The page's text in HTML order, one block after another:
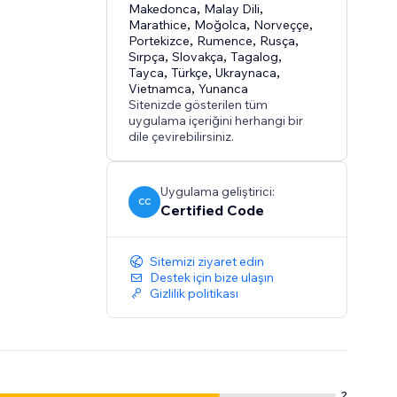
Makedonca, Malay Dili,
Marathice, Moğolca, Norveççe,
Portekizce, Rumence, Rusça,
Sırpça,Slovakça,Tagalog,
Tayca,Türkçe,Ukraynaca,
Vietnamca,Yunanca
Sitenizde gösterilen tüm
uygulama içeriğini herhangi bir
dile çevirebilirsiniz.
CC
Uygulama geliştirici:
Certified Code
Sitemizi ziyaret edin
Destek için bize ulaşın
Gizlilik politikası